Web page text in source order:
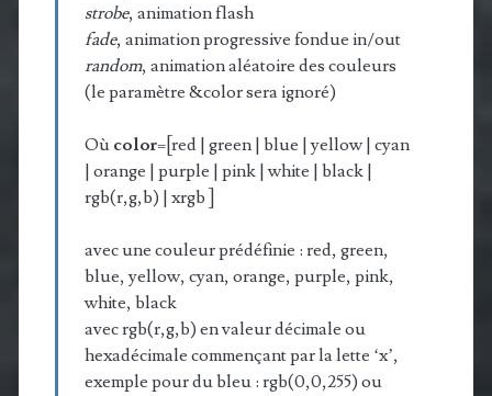
strobe, animation flash
fade, animation progressive fondue in/out
random, animation aléatoire des couleurs
(le paramètre &color sera ignoré)
Où color=[red | green | blue | yellow | cyan
| orange | purple | pink | white | black |
rgb(r,g,b) | xrgb ]
avec une couleur prédéfinie : red, green,
blue, yellow, cyan, orange, purple, pink,
white, black
avec rgb(r,g,b) en valeur décimale ou
hexadécimale commençant par la lette ‘x’,
exemple pour du bleu : rgb(0,0,255) ou